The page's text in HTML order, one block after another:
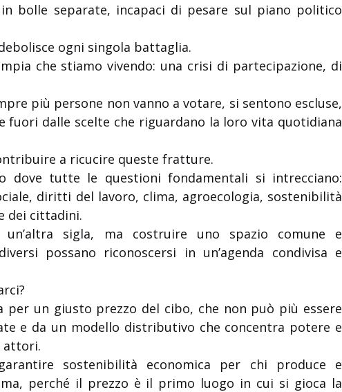
bolle separate, incapaci di pesare sul piano politico
ogni singola battaglia.
che stiamo vivendo: una crisi di partecipazione, di
più persone non vanno a votare, si sentono escluse,
fuori dalle scelte che riguardano la loro vita quotidiana
a ricucire queste fratture.
dove tutte le questioni fondamentali si intrecciano:
diritti del lavoro, clima, agroecologia, sostenibilità
dei cittadini.
un’altra sigla, ma costruire uno spazio comune e
possano riconoscersi in un’agenda condivisa e
per un giusto prezzo del cibo, che non può più essere
e da un modello distributivo che concentra potere e
attori.
sostenibilità economica per chi produce e
perché il prezzo è il primo luogo in cui si gioca la